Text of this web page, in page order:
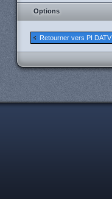
Options
Retourner vers PI DATV